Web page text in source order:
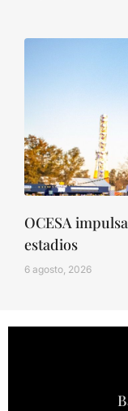
OCESA
estadios
6 agosto, 2026